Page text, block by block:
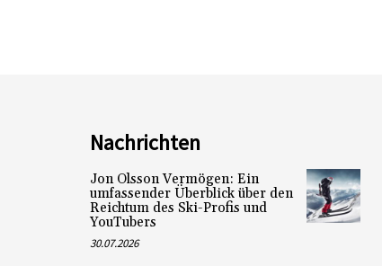
Nachrichten
Jon Olsson Vermögen: Ein
umfassender Überblick über den
Reichtum des Ski-Profis und
YouTubers
30.07.2026